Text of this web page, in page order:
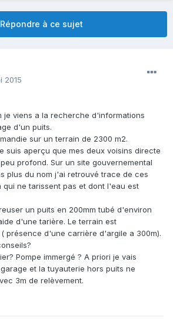
Répondre à ce sujet
2015
je viens a la recherche d'informations
d'un puits.
sur un terrain de 2300 m2.
suis aperçu que mes deux voisins directe
profond. Sur un site gouvernemental
plus du nom j'ai retrouvé trace de ces
qui ne tarissent pas et dont l'eau est
un puits en 200mm tubé d'environ
d'une tarière. Le terrain est
présence d'une carrière d'argile a 300m).
Pompe immergé ? A priori je vais
et la tuyauterie hors puits ne
3m de relèvement.